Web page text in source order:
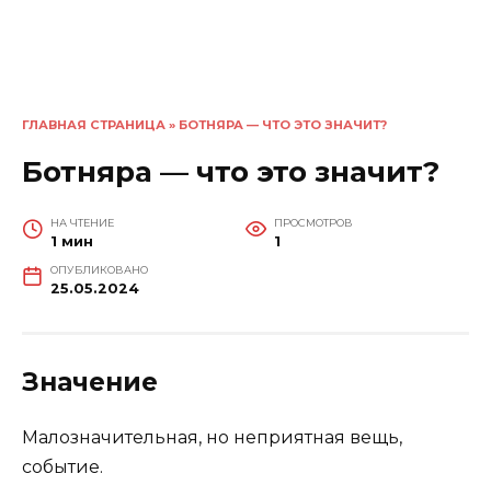
ГЛАВНАЯ СТРАНИЦА » БОТНЯРА — ЧТО ЭТО ЗНАЧИТ?
Ботняра — что это значит?
НА ЧТЕНИЕ
1 мин
ПРОСМОТРОВ
1
ОПУБЛИКОВАНО
25.05.2024
Значение
Малозначительная, но неприятная вещь,
событие.